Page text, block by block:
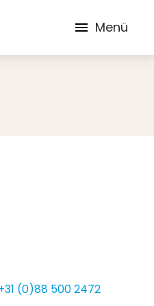
Menü
(0)88 500 2472